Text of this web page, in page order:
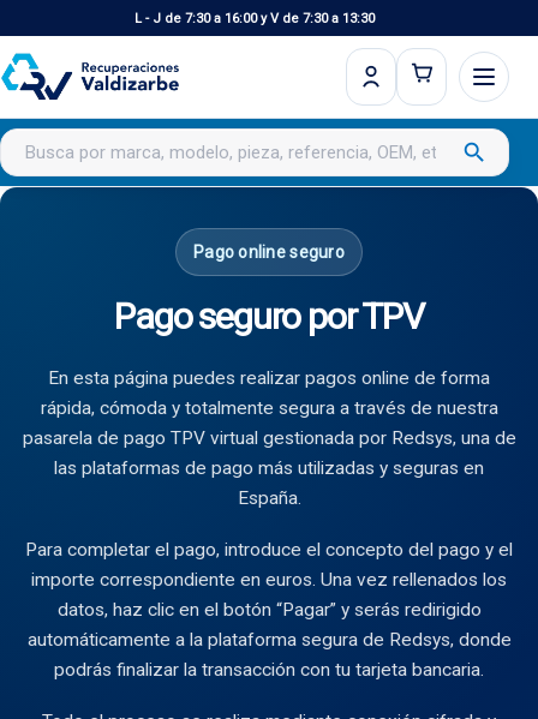
L - J de 7:30 a 16:00 y V de 7:30 a 13:30
Buscar productos search
Pago online seguro
Pago seguro por TPV
En esta página puedes realizar pagos online de forma
rápida, cómoda y totalmente segura a través de nuestra
pasarela de pago TPV virtual gestionada por Redsys, una de
las plataformas de pago más utilizadas y seguras en
España.
Para completar el pago, introduce el concepto del pago y el
importe correspondiente en euros. Una vez rellenados los
datos, haz clic en el botón “Pagar” y serás redirigido
automáticamente a la plataforma segura de Redsys, donde
podrás finalizar la transacción con tu tarjeta bancaria.